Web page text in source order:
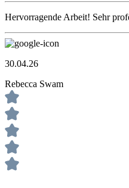
Hervorragende Arbeit! Sehr
30.04.26
Rebecca Swam